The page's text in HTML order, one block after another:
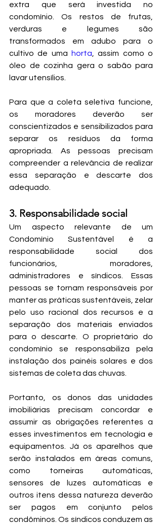
extra que será investida no
condomínio. Os restos de frutas,
verduras e legumes são
transformados em adubo para o
cultivo de uma
horta , assim como o
óleo de cozinha gera o sabão para
lavar utensílios.
Para que a coleta seletiva funcione,
os moradores deverão ser
conscientizados e sensibilizados para
separar os resíduos da forma
apropriada. As pessoas precisam
compreender a relevância de realizar
essa separação e descarte dos
adequado.
3. Responsabilidade social
Um aspecto relevante de um
Condomínio Sustentável é a
responsabilidade social dos
funcionários, moradores,
administradores e síndicos. Essas
pessoas se tornam responsáveis por
manter as práticas sustentáveis, zelar
pelo uso racional dos recursos e a
separação dos materiais enviados
para o descarte. O proprietário do
condomínio se responsabiliza pela
instalação dos painéis solares e dos
sistemas de coleta das chuvas.
Portanto, os donos das unidades
imobiliárias precisam concordar e
assumir as obrigações referentes a
esses investimentos em tecnologia e
equipamentos. Já os aparelhos que
serão instalados em áreas comuns,
como torneiras automáticas,
sensores de luzes automáticas e
outros itens dessa natureza deverão
ser pagos em conjunto pelos
condôminos. Os síndicos conduzem as